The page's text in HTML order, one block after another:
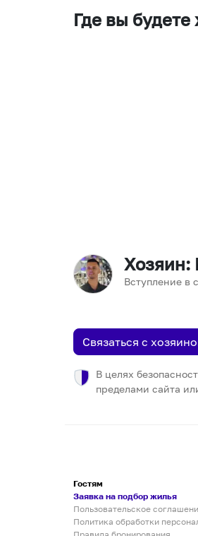
Где вы будете
Хозяин:
Вступление в
Связаться с
В целях
пределами сайта
Гостям
Заявка на подбор жилья
Пользовательское
Политика обработки